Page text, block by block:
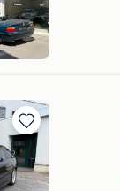
Bewaren
in
Mijn
Favorieten